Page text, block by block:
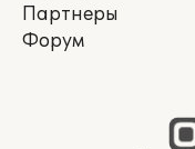
Партнеры
Форум